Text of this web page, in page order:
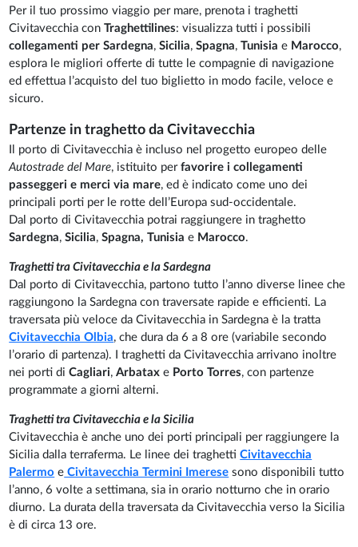
Per il tuo prossimo viaggio per mare, prenota i traghetti
Civitavecchia conTraghettilines: visualizza tutti i possibili
collegamenti per Sardegna,Sicilia,Spagna,Tunisiae Marocco,
esplora le migliori offerte di tutte le compagnie di navigazione
ed effettua l’acquisto del tuo biglietto in modo facile, veloce e
sicuro.
Partenze in traghetto da Civitavecchia
Il porto di Civitavecchia è incluso nel progetto europeo delle
Autostrade del Mare, istituito perfavorire i collegamenti
passeggeri e merci via mare, ed è indicato come uno dei
principali porti per le rotte dell’Europa sud-occidentale.
Dal porto di Civitavecchia potrai raggiungere in traghetto
Sardegna,Sicilia,Spagna, Tunisiae Marocco.
Traghetti tra Civitavecchia e la Sardegna
Dal porto di Civitavecchia, partono tutto l’anno diverse linee che
raggiungono la Sardegna con traversate rapide e efficienti. La
traversata più veloce da Civitavecchia in Sardegna è la tratta
Civitavecchia Olbia, che dura da 6 a 8 ore (variabile secondo
l’orario di partenza). I traghetti da Civitavecchia arrivano inoltre
nei porti diCagliari,Arbataxe Porto Torres, con partenze
programmate a giorni alterni.
Traghetti tra Civitavecchia e la Sicilia
Civitavecchia è anche uno dei porti principali per raggiungere la
Sicilia dalla terraferma. Le linee dei traghettiCivitavecchia
Palermo e Civitavecchia Termini Imerese sono disponibili tutto
l’anno, 6 volte a settimana, sia in orario notturno che in orario
diurno. La durata della traversata da Civitavecchia verso la Sicilia
è di circa 13 ore.